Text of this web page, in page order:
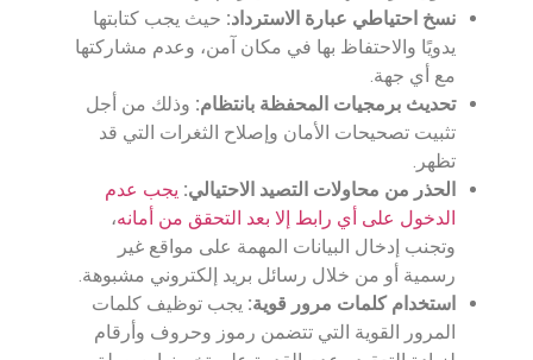
نسخ احتياطي عبارة الاسترداد: حيث يجب كتابتها
يدويًا والاحتفاظ بها في مكان آمن، وعدم مشاركتها
مع أي جهة.
تحديث برمجيات المحفظة بانتظام: وذلك من أجل
تثبيت تصحيحات الأمان وإصلاح الثغرات التي قد
تظهر.
الحذر من محاولات التصيد الاحتيالي: يجب عدم
الدخول على أي رابط إلا بعد التحقق من أمانه،
وتجنب إدخال البيانات المهمة على مواقع غير
رسمية أو من خلال رسائل بريد إلكتروني مشبوهة.
استخدام كلمات مرور قوية: يجب توظيف كلمات
المرور القوية التي تتضمن رموز وحروف وأرقام